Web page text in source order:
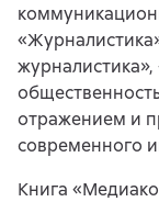
журналистика»,
отражением и
современного
Книга